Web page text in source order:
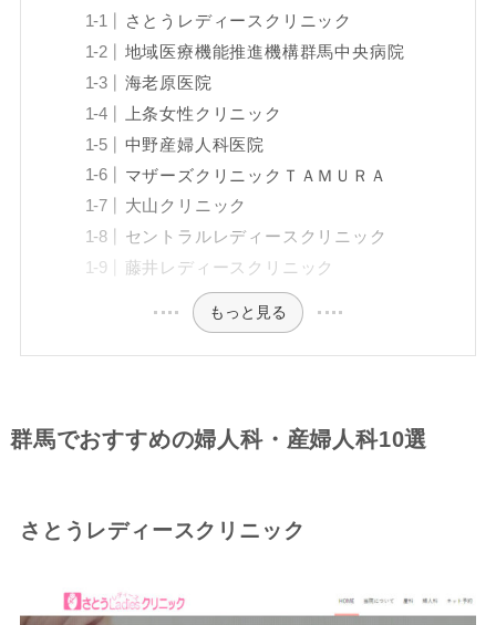
さとうレディースクリニック
地域医療機能推進機構群馬中央病院
海老原医院
上条女性クリニック
中野産婦人科医院
マザーズクリニックＴＡＭＵＲＡ
大山クリニック
セントラルレディースクリニック
藤井レディースクリニック
もっと見る
群馬でおすすめの婦人科・産婦人科10選
さとうレディースクリニック